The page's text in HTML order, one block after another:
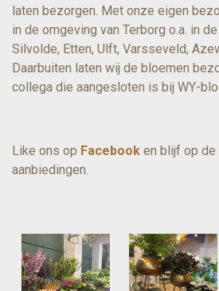
laten bezorgen. Met onze eigen
in de omgeving van Terborg o.a. in
Silvolde, Etten, Ulft, Varsseveld,
Daarbuiten laten wij de bloemen
collega die aangesloten is bij WY-
Like ons op Facebook en blijf op de
aanbiedingen.